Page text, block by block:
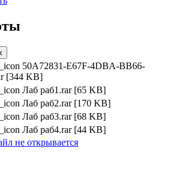
50A72831-E67F-4DBA-BB66-
[344 KB]
Лаб раб1.rar [65 KB]
Лаб раб2.rar [170 KB]
Лаб раб3.rar [68 KB]
Лаб раб4.rar [44 KB]
не открывается